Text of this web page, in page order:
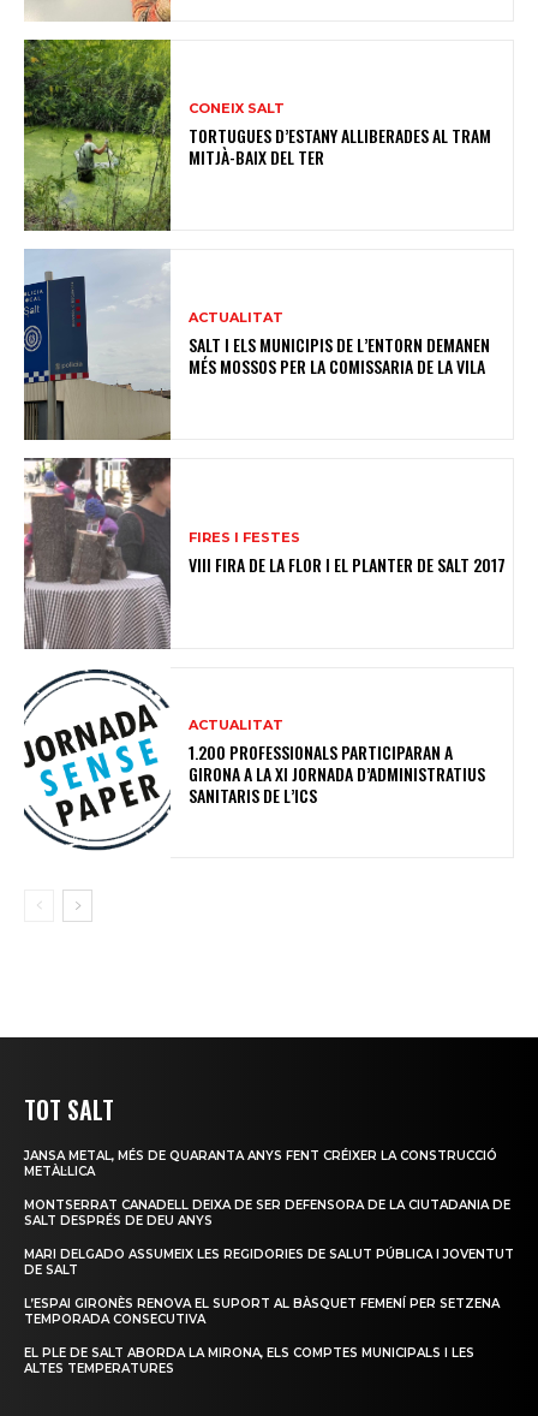
CONEIX SALT
TORTUGUES D’ESTANY ALLIBERADES AL TRAM
MITJÀ-BAIX DEL TER
ACTUALITAT
SALT I ELS MUNICIPIS DE L’ENTORN DEMANEN
MÉS MOSSOS PER LA COMISSARIA DE LA VILA
FIRES I FESTES
VIII FIRA DE LA FLOR I EL PLANTER DE SALT 2017
ACTUALITAT
1.200 PROFESSIONALS PARTICIPARAN A
GIRONA A LA XI JORNADA D’ADMINISTRATIUS
SANITARIS DE L’ICS
TOT SALT
JANSA METAL, MÉS DE QUARANTA ANYS FENT CRÉIXER LA CONSTRUCCIÓ
METÀL·LICA
MONTSERRAT CANADELL DEIXA DE SER DEFENSORA DE LA CIUTADANIA DE
SALT DESPRÉS DE DEU ANYS
MARI DELGADO ASSUMEIX LES REGIDORIES DE SALUT PÚBLICA I JOVENTUT
DE SALT
L’ESPAI GIRONÈS RENOVA EL SUPORT AL BÀSQUET FEMENÍ PER SETZENA
TEMPORADA CONSECUTIVA
EL PLE DE SALT ABORDA LA MIRONA, ELS COMPTES MUNICIPALS I LES
ALTES TEMPERATURES